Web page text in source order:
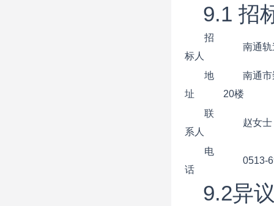
9.1 招
招
标人
南通
地
址
南通
20楼
联
系人
赵女士
电
话
0513-
9.2异